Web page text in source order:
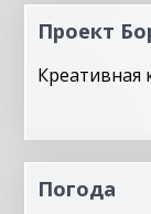
Проект
Креативная
Погода